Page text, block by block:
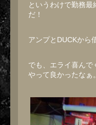
というわけで勤務
だ！
アンプとDUCKから
でも、エライ喜んで
やって良かったなぁ。